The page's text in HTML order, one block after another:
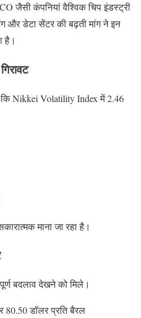
जैसी कंपनियां वैश्विक चिप इंडस्ट्री
और डेटा सेंटर की बढ़ती मांग ने इन
है।
Nikkei Volatility Index में 2.46
माना जा रहा है।
बदलाव देखने को मिले।
80.50 डॉलर प्रति बैरल